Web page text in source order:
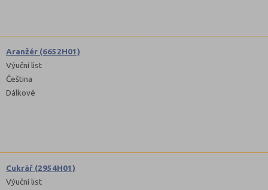
Aranžér (6652H01)
Výuční list
Čeština
Dálkové
Cukrář (2954H01)
Výuční list